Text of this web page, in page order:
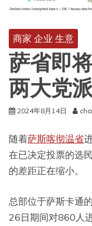
商家 企业 生意
萨省即
两大党
2024年8月14日
随着萨斯喀彻温省
在已决定投票的选
的差距正在缩小。
总部位于萨斯卡通
26日期间对860人